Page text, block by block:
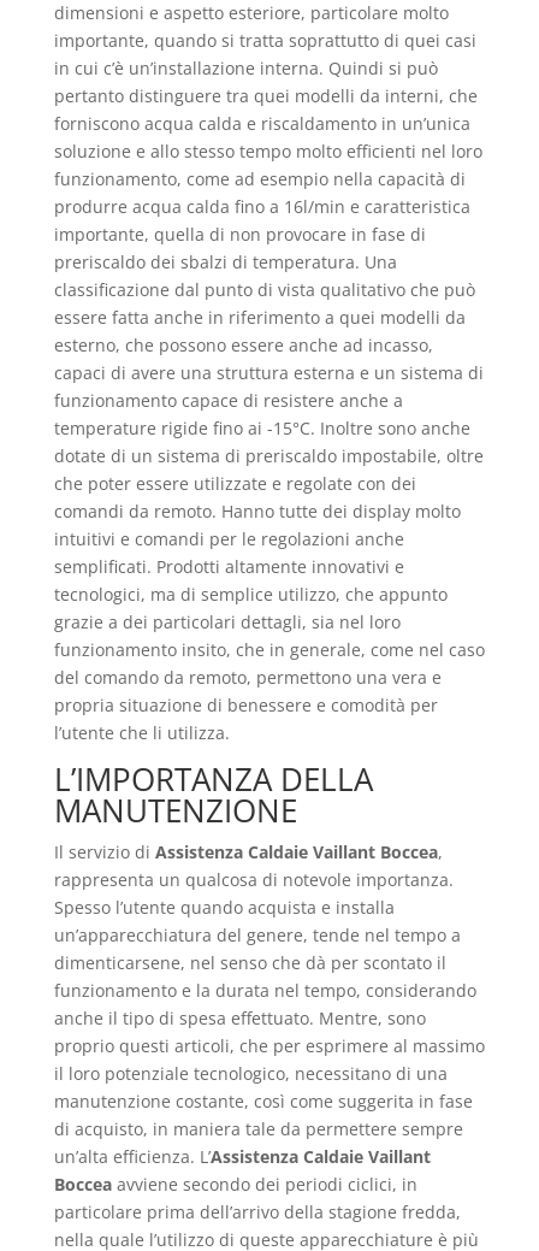
dimensioni e aspetto esteriore, particolare molto
importante, quando si tratta soprattutto di quei casi
in cui c’è un’installazione interna. Quindi si può
pertanto distinguere tra quei modelli da interni, che
forniscono acqua calda e riscaldamento in un’unica
soluzione e allo stesso tempo molto efficienti nel loro
funzionamento, come ad esempio nella capacità di
produrre acqua calda fino a 16l/min e caratteristica
importante, quella di non provocare in fase di
preriscaldo dei sbalzi di temperatura. Una
classificazione dal punto di vista qualitativo che può
essere fatta anche in riferimento a quei modelli da
esterno, che possono essere anche ad incasso,
capaci di avere una struttura esterna e un sistema di
funzionamento capace di resistere anche a
temperature rigide fino ai -15°C. Inoltre sono anche
dotate di un sistema di preriscaldo impostabile, oltre
che poter essere utilizzate e regolate con dei
comandi da remoto. Hanno tutte dei display molto
intuitivi e comandi per le regolazioni anche
semplificati. Prodotti altamente innovativi e
tecnologici, ma di semplice utilizzo, che appunto
grazie a dei particolari dettagli, sia nel loro
funzionamento insito, che in generale, come nel caso
del comando da remoto, permettono una vera e
propria situazione di benessere e comodità per
l’utente che li utilizza.
L’IMPORTANZA DELLA
MANUTENZIONE
Il servizio di Assistenza Caldaie Vaillant Boccea,
rappresenta un qualcosa di notevole importanza.
Spesso l’utente quando acquista e installa
un’apparecchiatura del genere, tende nel tempo a
dimenticarsene, nel senso che dà per scontato il
funzionamento e la durata nel tempo, considerando
anche il tipo di spesa effettuato. Mentre, sono
proprio questi articoli, che per esprimere al massimo
il loro potenziale tecnologico, necessitano di una
manutenzione costante, così come suggerita in fase
di acquisto, in maniera tale da permettere sempre
un’alta efficienza. L’Assistenza Caldaie Vaillant
Bocceaavviene secondo dei periodi ciclici, in
particolare prima dell’arrivo della stagione fredda,
nella quale l’utilizzo di queste apparecchiature è più